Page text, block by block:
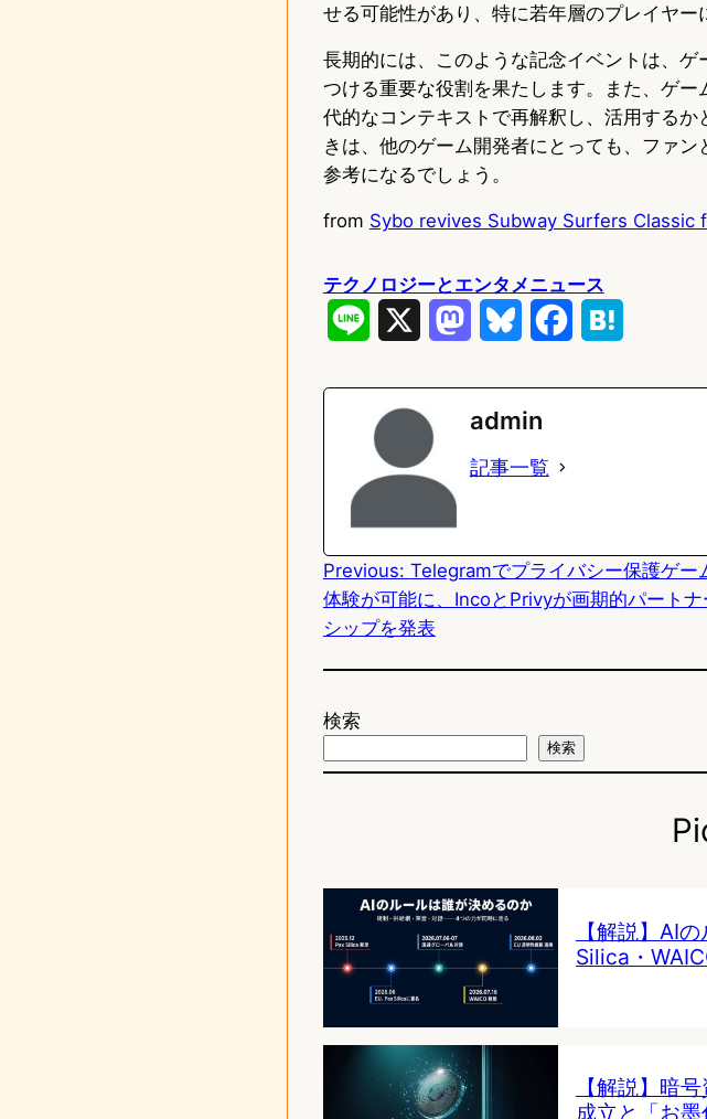
せる可能性があり、特に若年層のプレイヤー
長期的には、このような記念イベントは、
つける重要な役割を果たします。また、ゲ
代的なコンテキストで再解釈し、活用する
きは、他のゲーム開発者にとっても、ファ
参考になるでしょう。
from Sybo revives Subway Surfers Classic
テクノロジーとエンタメニュース
e
o
n
y
o
k
admin
記事一覧
Previous: Telegramでプライバシー保護ゲー
体験が可能に、IncoとPrivyが画期的パートナ
シップを発表
検索
検索
【解説】AI
Silica・
【解説】暗
成立と「お